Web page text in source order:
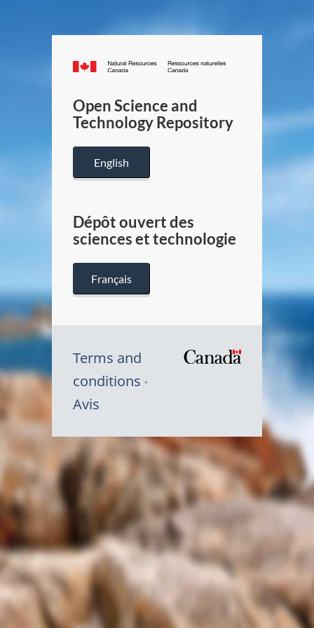
Canada.ca
/
Canada
Open Science and
Technology Repository
English
Dépôt ouvert des
sciences et technologie
Français
Terms and
conditions
Avis
Symbole
du
Canada